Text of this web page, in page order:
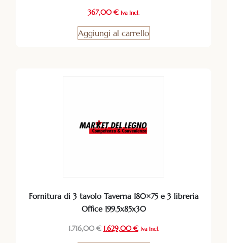
367,00€ Iva Incl.
Aggiungi al carrello
Fornitura di 3 tavolo Taverna 180×75 e 3 libreria
Office 199.5x85x30
1.716,00€ 1.629,00€ Iva Incl.